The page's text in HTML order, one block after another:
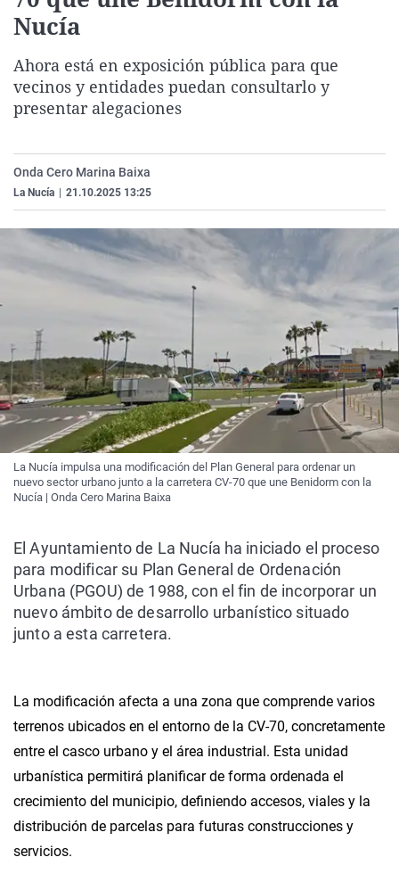
Como el perro y el
Equipo de
La Rioja
Elecciones
Nucía
Ahora está en exposición pública para que
vecinos y entidades puedan consultarlo y
presentar alegaciones
Onda Cero Marina Baixa
La Nucía 21.10.2025 13:25
La Nucía impulsa una modificación del Plan General para ordenar un
nuevo sector urbano junto a la carretera CV-70 que une Benidorm con la
Nucía | Onda Cero Marina Baixa
El Ayuntamiento de La Nucía ha iniciado el proceso
para modificar su Plan General de Ordenación
Urbana (PGOU) de 1988, con el fin de incorporar un
nuevo ámbito de desarrollo urbanístico situado
junto a esta carretera.
La modificación afecta a una zona que comprende varios
terrenos ubicados en el entorno de la CV-70, concretamente
entre el casco urbano y el área industrial. Esta unidad
urbanística permitirá planificar de forma ordenada el
crecimiento del municipio, definiendo accesos, viales y la
distribución de parcelas para futuras construcciones y
servicios.